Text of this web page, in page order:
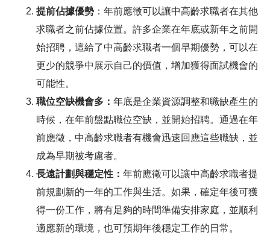
提前佔據優勢 ：年前應徵可以讓中高齡求職者在其他
求職者之前佔據位置。許多企業在年底或新年之前開
始招聘，這給了中高齡求職者一個早期優勢，可以在
更少的競爭中展示自己的價值，增加獲得面試機會的
可能性。
職位空缺機會多： 年底是企業資源調整和職缺產生的
時候，在年前盤點職位空缺，並開始招聘。通過在年
前應徵，中高齡求職者有機會迅速回應這些職缺，並
成為早期被考慮者。
長遠計劃與穩定性： 年前應徵可以讓中高齡求職者提
前規劃新的一年的工作與生活。如果，確定年後可獲
得一份工作，將有足夠的時間準備安排家庭，並順利
適應新的環境，也可預期年後穩定工作的日常。